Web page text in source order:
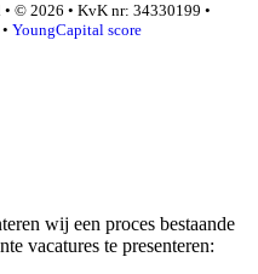
© 2026 • KvK nr: 34330199 •
• YoungCapital score
wij een proces bestaande
vacatures te presenteren: